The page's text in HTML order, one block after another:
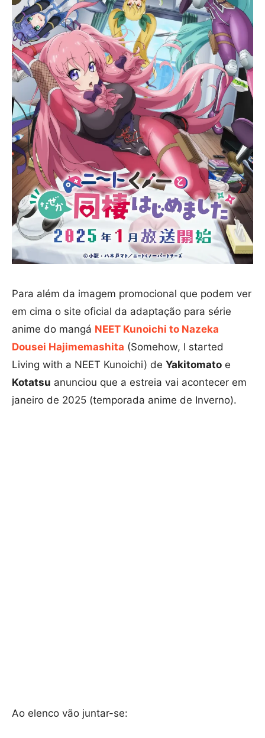
Para além da imagem promocional que podem ver
em cima o site oficial da adaptação para série
anime do mangá NEET Kunoichi to Nazeka
Dousei Hajimemashita (Somehow, I started
Living with a NEET Kunoichi) de Yakitomato e
Kotatsu anunciou que a estreia vai acontecer em
janeiro de 2025 (temporada anime de Inverno).
Ao elenco vão juntar-se: